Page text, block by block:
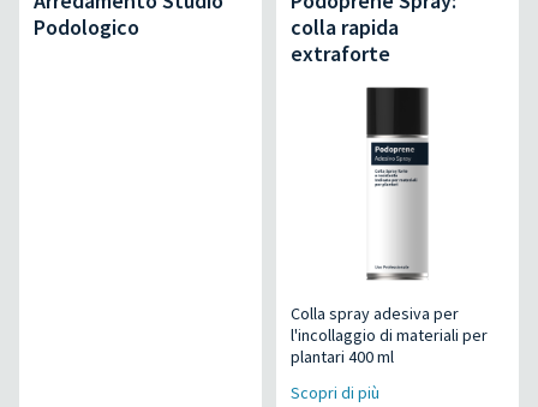
Podologico
colla rapida
extraforte
Colla spray adesiva per
l'incollaggio di materiali per
plantari 400 ml
Scopri di più